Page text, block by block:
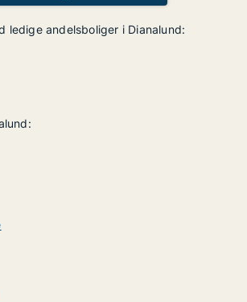
ledige andelsboliger i Dianalund: